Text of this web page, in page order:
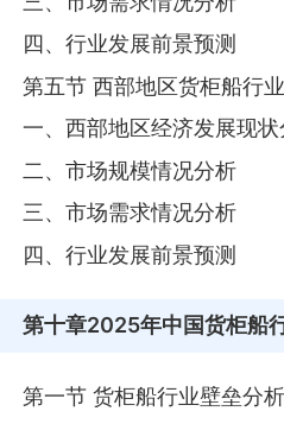
四、行业发展前景预测
第五节 西部地区货柜船行
一、西部地区经济发展现
二、市场规模情况分析
三、市场需求情况分析
四、行业发展前景预测
第十章2025年中国货柜船
第一节 货柜船行业壁垒分析